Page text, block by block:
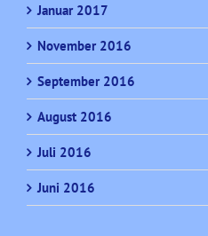
Januar 2017
November 2016
September 2016
August 2016
Juli 2016
Juni 2016